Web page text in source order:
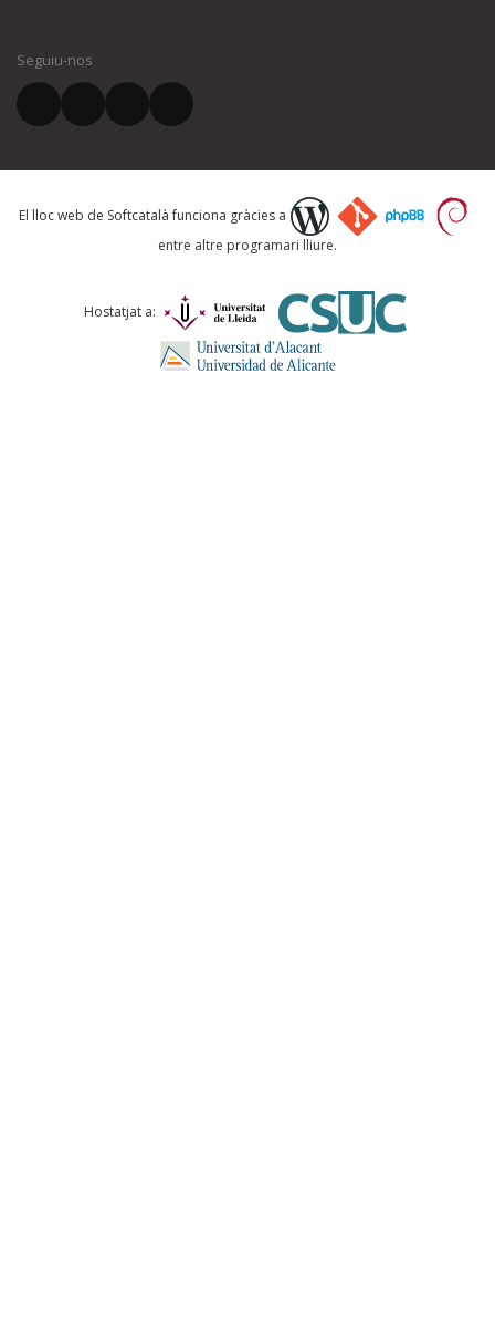
Seguiu-nos
El lloc web de Softcatalà funciona gràcies a
entre altre programari lliure.
Hostatjat a: